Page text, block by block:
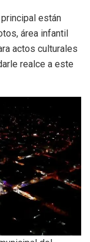
están
área infantil
actos culturales
realce a este